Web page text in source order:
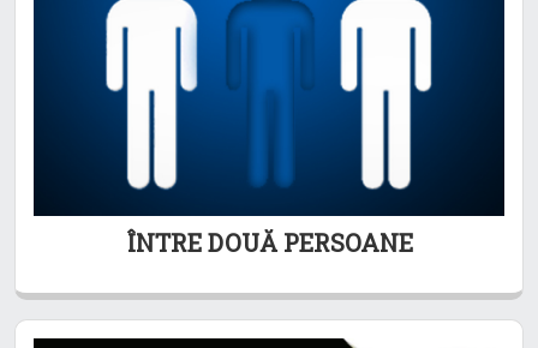
ÎNTRE DOUĂ PERSOANE